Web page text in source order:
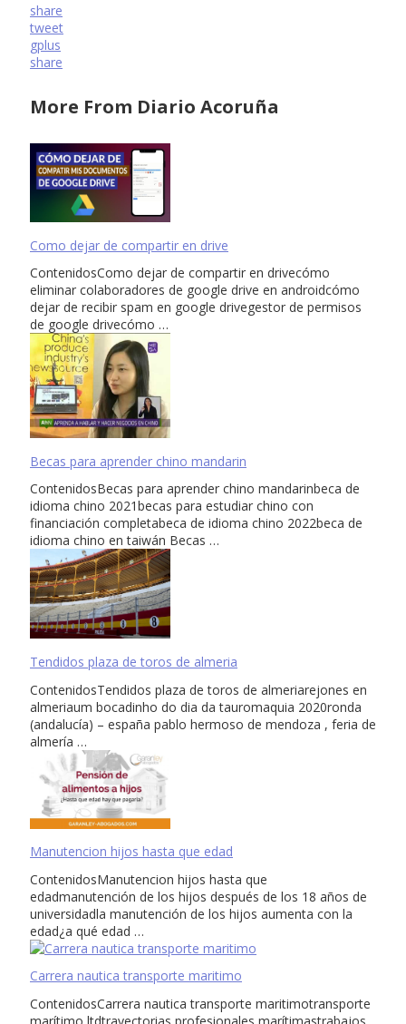
share
tweet
gplus
share
More From Diario Acoruña
Como dejar de compartir en drive
ContenidosComo dejar de compartir en drivecómo
eliminar colaboradores de google drive en androidcómo
dejar de recibir spam en google drivegestor de permisos
de google drivecómo …
Becas para aprender chino mandarin
ContenidosBecas para aprender chino mandarinbeca de
idioma chino 2021becas para estudiar chino con
financiación completabeca de idioma chino 2022beca de
idioma chino en taiwán Becas …
Tendidos plaza de toros de almeria
ContenidosTendidos plaza de toros de almeriarejones en
almeriaum bocadinho do dia da tauromaquia 2020ronda
(andalucía) – españa pablo hermoso de mendoza , feria de
almería …
Manutencion hijos hasta que edad
ContenidosManutencion hijos hasta que
edadmanutención de los hijos después de los 18 años de
universidadla manutención de los hijos aumenta con la
edad¿a qué edad …
Carrera nautica transporte maritimo
ContenidosCarrera nautica transporte maritimotransporte